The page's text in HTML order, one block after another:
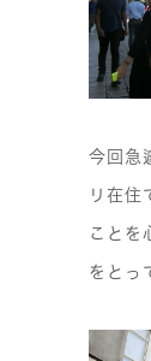
今回急
リ在住
ことを
をとっ